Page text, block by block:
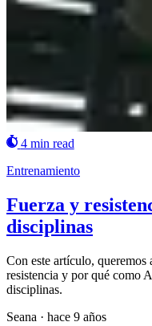
4 min read
Entrenamiento
Fuerza y
disciplinas
Con este artículo,
resistencia y por qué como
disciplinas.
Seana · hace 9 años